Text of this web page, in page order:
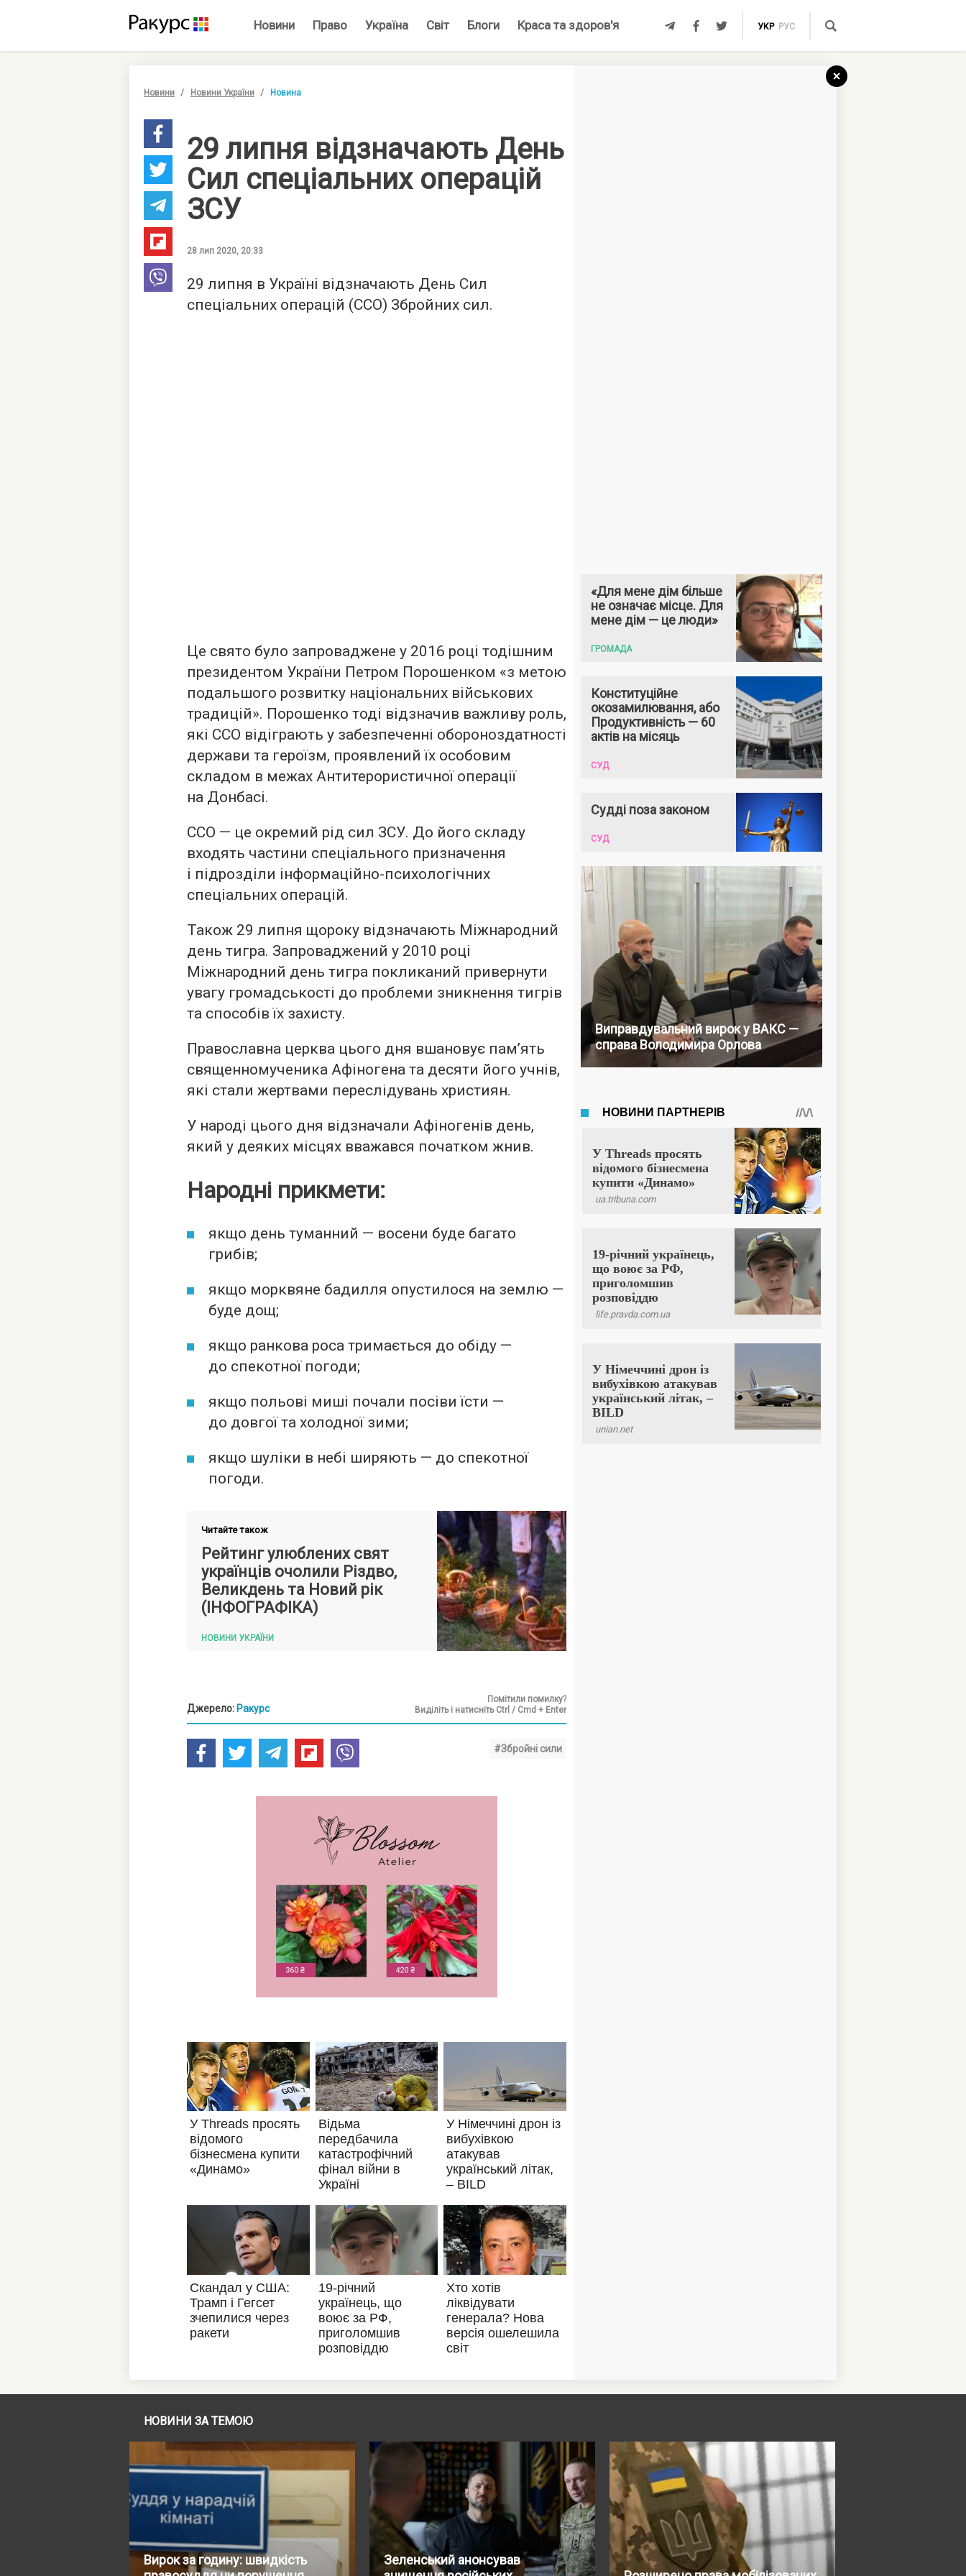
Новини Право Україна Світ Блоги Краса та здоров'я УКР РУС
Новини Новини України Новина
29 липня відзначають День
Сил спеціальних операцій
ЗСУ
28 лип 2020, 20:33
29 липня в Україні відзначають День Сил
спеціальних операцій (CCO) Збройних сил.
Це свято було запроваджене у 2016 році тодішним
президентом України Петром Порошенком «з метою
подальшого розвитку національних військових
традицій». Порошенко тоді відзначив важливу роль,
які ССО відіграють у забезпеченні обороноздатності
держави та героїзм, проявлений їх особовим
складом в межах Антитерористичної операції
на Донбасі.
ССО — це окремий рід сил ЗСУ. До його складу
входять частини спеціального призначення
і підрозділи інформаційно-психологічних
спеціальних операцій.
Також 29 липня щороку відзначають Міжнародний
день тигра. Запроваджений у 2010 році
Міжнародний день тигра покликаний привернути
увагу громадськості до проблеми зникнення тигрів
та способів їх захисту.
Православна церква цього дня вшановує пам’ять
священномученика Афіногена та десяти його учнів,
які стали жертвами переслідувань християн.
У народі цього дня відзначали Афіногенів день,
який у деяких місцях вважався початком жнив.
Народні прикмети:
якщо день туманний — восени буде багато
грибів;
якщо морквяне бадилля опустилося на землю —
буде дощ;
якщо ранкова роса тримається до обіду —
до спекотної погоди;
якщо польові миші почали посіви їсти —
до довгої та холодної зими;
якщо шуліки в небі ширяють — до спекотної
погоди.
Читайте також
Рейтинг улюблених свят
українців очолили Різдво,
Великдень та Новий рік
(ІНФОГРАФІКА)
НОВИНИ УКРАЇНИ
Джерело: Ракурс
Помітили помилку?
Виділіть і натисніть Ctrl / Cmd + Enter
#Збройні сили
«Для мене дім більше
не означає місце. Для
мене дім — це люди»
ГРОМАДА
Конституційне
окозамилювання, або
Продуктивність — 60
актів на місяць
СУД
Судді поза законом
СУД
Виправдувальний вирок у ВАКС —
справа Володимира Орлова
НОВИНИ ЗА ТЕМОЮ
Вирок за годину: швидкість
Зеленський анонсував